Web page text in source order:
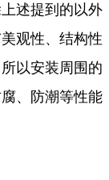
述提到的以外
观性、结构性
以安装周围的
、防潮等性能